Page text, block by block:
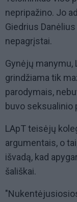
nepripažino. Jo
Giedrius
nepagrįstai.
Gynėjų manymu,
grindžiama tik
parodymais,
buvo seksualinio
LApT teisėjų
argumentais, o
išvadą, kad
šališkai.